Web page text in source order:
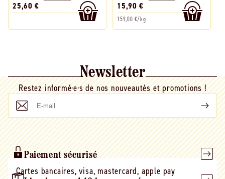
25,60 € 15,90 €
159,00 €/kg
Newsletter
Restez informé·e·s de nos nouveautés et promotions !
E-
mail
Paiement sécurisé
Cartes bancaires, visa, mastercard, apple pay